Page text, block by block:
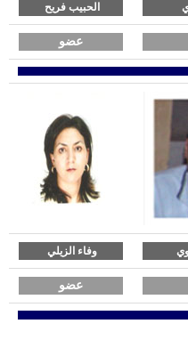
MONASTIR
Monastir entre passé et présent
Carte de Monastir
Sites Archéologiques
ESPACE CULTUREL
Agenda Culturelle
Monastir aux yeux des Poètes
Monastir aux yeux des Artistes
Des célébrités de Monastir
Album Photos
الحبيب فريح
عضو
وفاء الزيلي
عضو